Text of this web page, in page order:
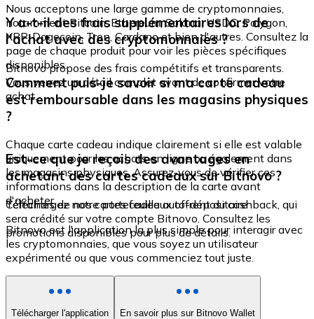
Nous acceptons une large gamme de cryptomonnaies,
notamment Bitcoin, Ethereum, Solana, USDC, Polygon,
XRP, Dogecoin, Tron, Cardano et bien d'autres. Consultez la
page de chaque produit pour voir les pièces spécifiques
disponibles.
Y a-t-il des frais supplémentaires lors de
l'achat avec des cryptomonnaies ?
Bitnovo propose des frais compétitifs et transparents.
Vous verrez un détail complet avant de confirmer votre
achat.
Comment puis-je savoir si ma carte cadeau
est remboursable dans les magasins physiques
?
Chaque carte cadeau indique clairement si elle est valable
uniquement pour les achats en ligne ou également dans
les magasins physiques. Assurez-vous de vérifier ces
informations dans la description de la carte avant
d'acheter.
Est-ce que je reçois des avantages en
achetant des cartes cadeaux sur Bitnovo ?
Certaines de nos cartes cadeaux offrent du cashback, qui
sera crédité sur votre compte Bitnovo. Consultez les
promotions disponibles pour plus de détails.
Téléchargez notre portefeuille auto-dépositaire
Bitnovo est l'application la plus simple pour interagir avec
les cryptomonnaies, que vous soyez un utilisateur
expérimenté ou que vous commenciez tout juste.
Télécharger l'application En savoir plus sur Bitnovo Wallet